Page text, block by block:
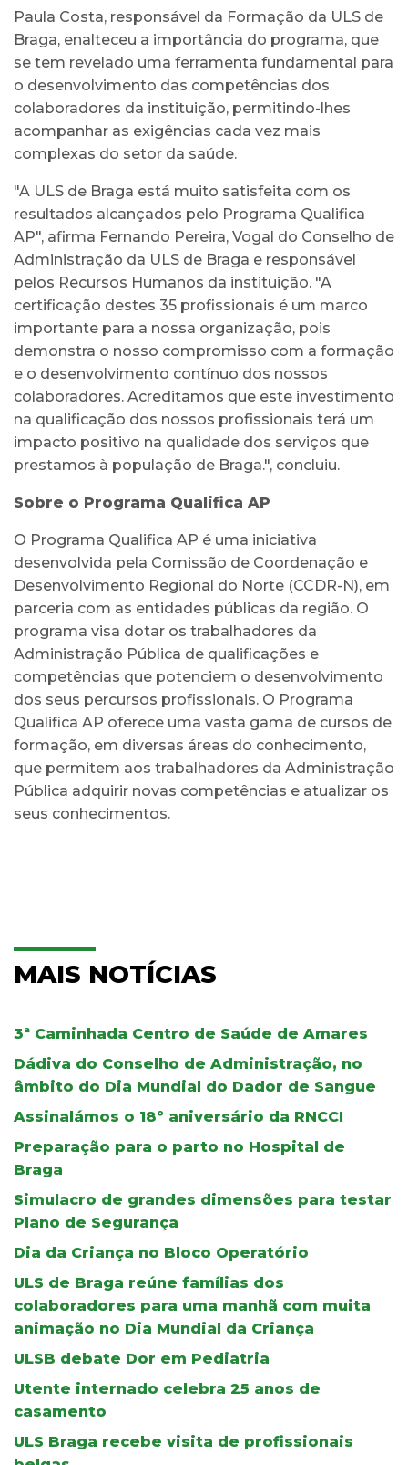
Paula Costa, responsável da Formação da ULS de
Braga, enalteceu a importância do programa, que
se tem revelado uma ferramenta fundamental para
o desenvolvimento das competências dos
colaboradores da instituição, permitindo-lhes
acompanhar as exigências cada vez mais
complexas do setor da saúde.
"A ULS de Braga está muito satisfeita com os
resultados alcançados pelo Programa Qualifica
AP", afirma Fernando Pereira, Vogal do Conselho de
Administração da ULS de Braga e responsável
pelos Recursos Humanos da instituição. "A
certificação destes 35 profissionais é um marco
importante para a nossa organização, pois
demonstra o nosso compromisso com a formação
e o desenvolvimento contínuo dos nossos
colaboradores. Acreditamos que este investimento
na qualificação dos nossos profissionais terá um
impacto positivo na qualidade dos serviços que
prestamos à população de Braga.", concluiu.
Sobre o Programa Qualifica AP
O Programa Qualifica AP é uma iniciativa
desenvolvida pela Comissão de Coordenação e
Desenvolvimento Regional do Norte (CCDR-N), em
parceria com as entidades públicas da região. O
programa visa dotar os trabalhadores da
Administração Pública de qualificações e
competências que potenciem o desenvolvimento
dos seus percursos profissionais. O Programa
Qualifica AP oferece uma vasta gama de cursos de
formação, em diversas áreas do conhecimento,
que permitem aos trabalhadores da Administração
Pública adquirir novas competências e atualizar os
seus conhecimentos.
MAIS NOTÍCIAS
3ª Caminhada Centro de Saúde de Amares
Dádiva do Conselho de Administração, no
âmbito do Dia Mundial do Dador de Sangue
Assinalámos o 18º aniversário da RNCCI
Preparação para o parto no Hospital de
Braga
Simulacro de grandes dimensões para testar
Plano de Segurança
Dia da Criança no Bloco Operatório
ULS de Braga reúne famílias dos
colaboradores para uma manhã com muita
animação no Dia Mundial da Criança
ULSB debate Dor em Pediatria
Utente internado celebra 25 anos de
casamento
ULS Braga recebe visita de profissionais